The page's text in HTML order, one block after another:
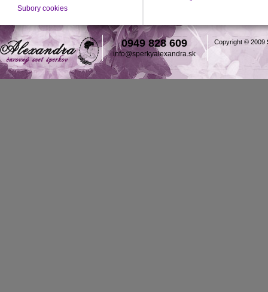
Subory cookies
0949 828 609
info@sperkyalexandra.sk
Copyright © 2009